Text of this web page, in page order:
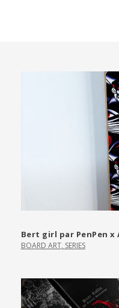
Bert girl par PenPen
BOARD ART, SERIES